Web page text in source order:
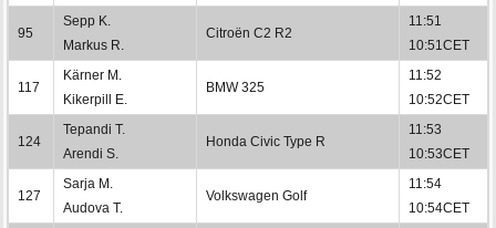
95
Sepp K.
Markus R.
Citroën C2 R2
11:51
10:51CET
117
Kärner M.
Kikerpill E.
BMW 325
11:52
10:52CET
124
Tepandi T.
Arendi S.
Honda Civic Type R
11:53
10:53CET
127
Sarja M.
Audova T.
Volkswagen Golf
11:54
10:54CET